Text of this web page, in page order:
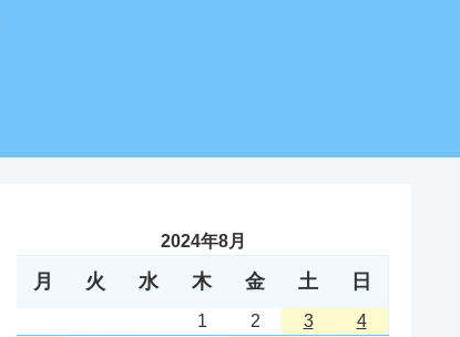
2024年8月
月 火 水 木 金 土 日
1 2 3
4